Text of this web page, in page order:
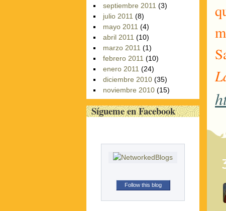
septiembre 2011 (3)
julio 2011 (8)
mayo 2011 (4)
abril 2011 (10)
marzo 2011 (1)
febrero 2011 (10)
enero 2011 (24)
diciembre 2010 (35)
noviembre 2010 (15)
Sígueme en Facebook
Follow this blog